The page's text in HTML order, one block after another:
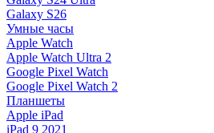
Galaxy S26
Умные часы
Apple Watch
Apple Watch Ultra 2
Google Pixel Watch
Google Pixel Watch 2
Планшеты
Apple iPad
iPad 9 2021